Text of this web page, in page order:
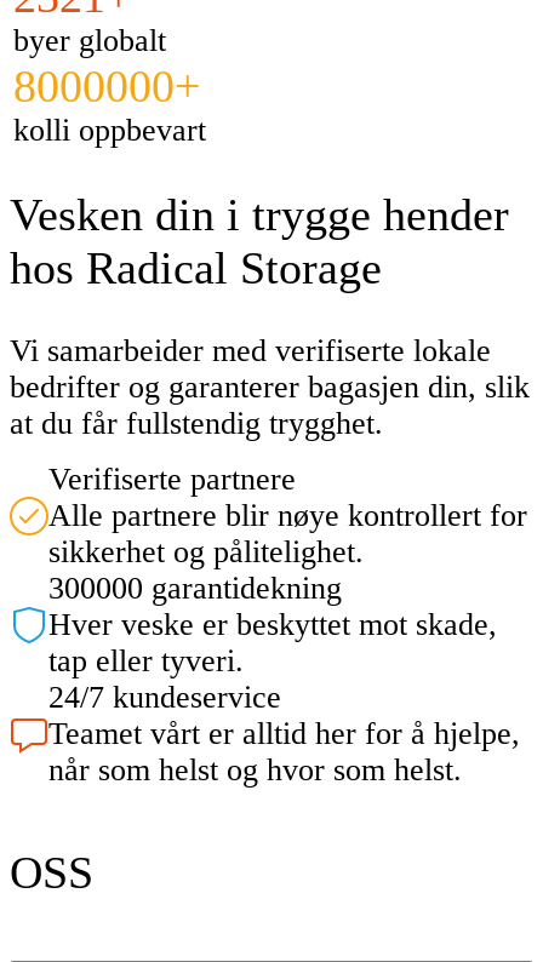
byer globalt
8000000+
kolli oppbevart
Vesken din i trygge hender
hos Radical Storage
Vi samarbeider med verifiserte lokale
bedrifter og garanterer bagasjen din, slik
at du får fullstendig trygghet.
Verifiserte partnere
Alle partnere blir nøye kontrollert for
sikkerhet og pålitelighet.
300000 garantidekning
Hver veske er beskyttet mot skade,
tap eller tyveri.
24/7 kundeservice
Teamet vårt er alltid her for å hjelpe,
når som helst og hvor som helst.
OSS